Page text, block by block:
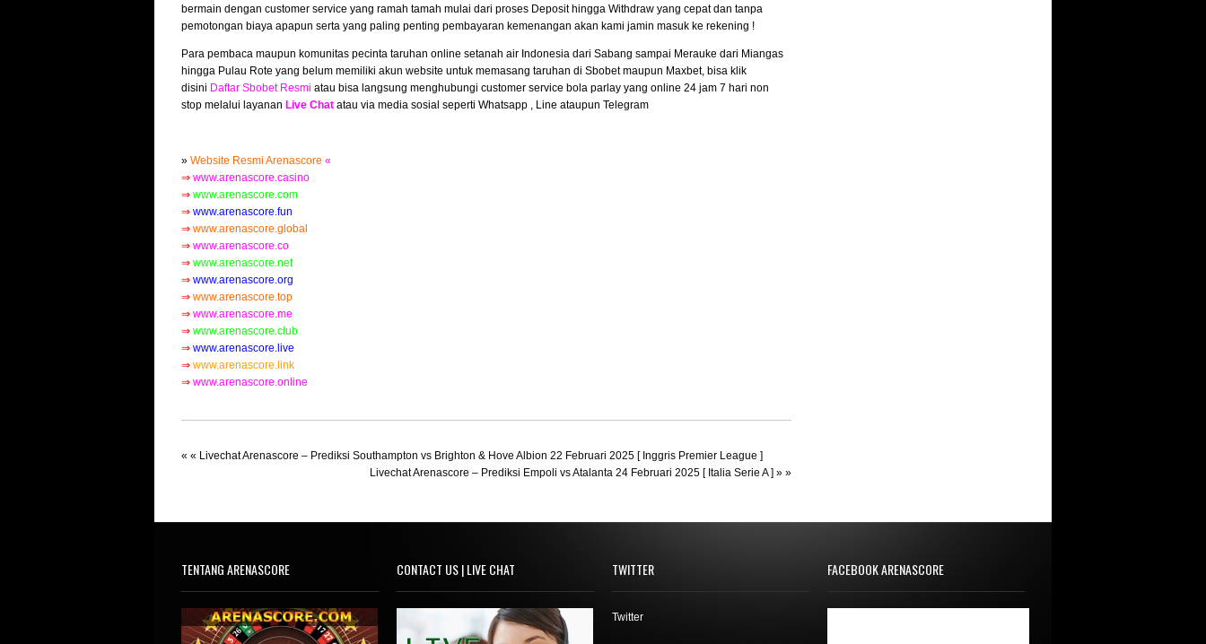
bermain dengan customer service yang ramah tamah mulai dari proses Deposit hingga Withdraw yang cepat dan tanpa
pemotongan biaya apapun serta yang paling penting pembayaran kemenangan akan kami jamin masuk ke rekening !
Para pembaca maupun komunitas pecinta taruhan online setanah air Indonesia dari Sabang sampai Merauke dari Miangas
hingga Pulau Rote yang belum memiliki akun website untuk memasang taruhan di Sbobet maupun Maxbet, bisa klik
disini Daftar Sbobet Resmi atau bisa langsung menghubungi customer service bola parlay yang online 24 jam 7 hari non
stop melalui layanan Live Chat atau via media sosial seperti Whatsapp , Line ataupun Telegram
» Website Resmi Arenascore «
⇒ www.arenascore.casino
⇒ www.arenascore.com
⇒ www.arenascore.fun
⇒ www.arenascore.global
⇒ www.arenascore.co
⇒ www.arenascore.net
⇒ www.arenascore.org
⇒ www.arenascore.top
⇒ www.arenascore.me
⇒ www.arenascore.club
⇒ www.arenascore.live
⇒ www.arenascore.link
⇒ www.arenascore.online
« « Livechat Arenascore – Prediksi Southampton vs Brighton & Hove Albion 22 Februari 2025 [ Inggris Premier League ]
Livechat Arenascore – Prediksi Empoli vs Atalanta 24 Februari 2025 [ Italia Serie A ] » »
TENTANG ARENASCORE CONTACT US | LIVE CHAT TWITTER
Twitter
FACEBOOK ARENASCORE